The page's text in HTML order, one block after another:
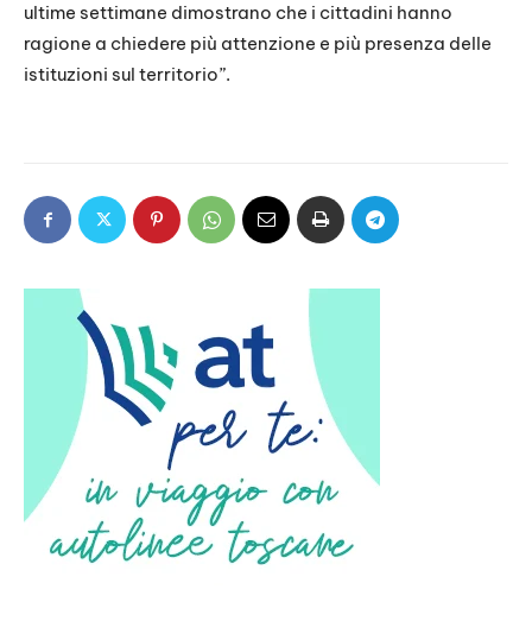
ultime settimane dimostrano che i cittadini hanno
ragione a chiedere più attenzione e più presenza delle
istituzioni sul territorio”.